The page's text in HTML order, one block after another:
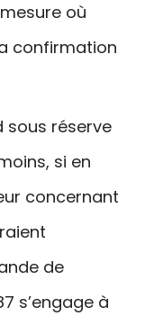
où
confirmation
sous réserve
si en
concernant
de
s’engage à